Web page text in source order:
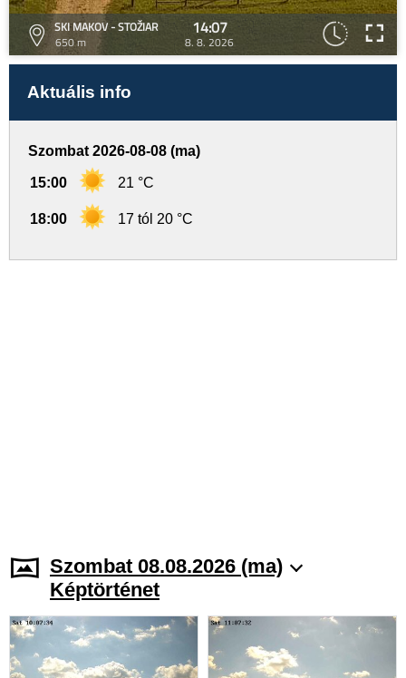
SKI MAKOV - STOŽIAR
650 m
14:07
8. 8. 2026
Aktuális info
Szombat 2026-08-08 (ma)
15:00 21 °C
18:00 17 tól 20 °C
Szombat 08.08.2026 (ma)
Képtörténet